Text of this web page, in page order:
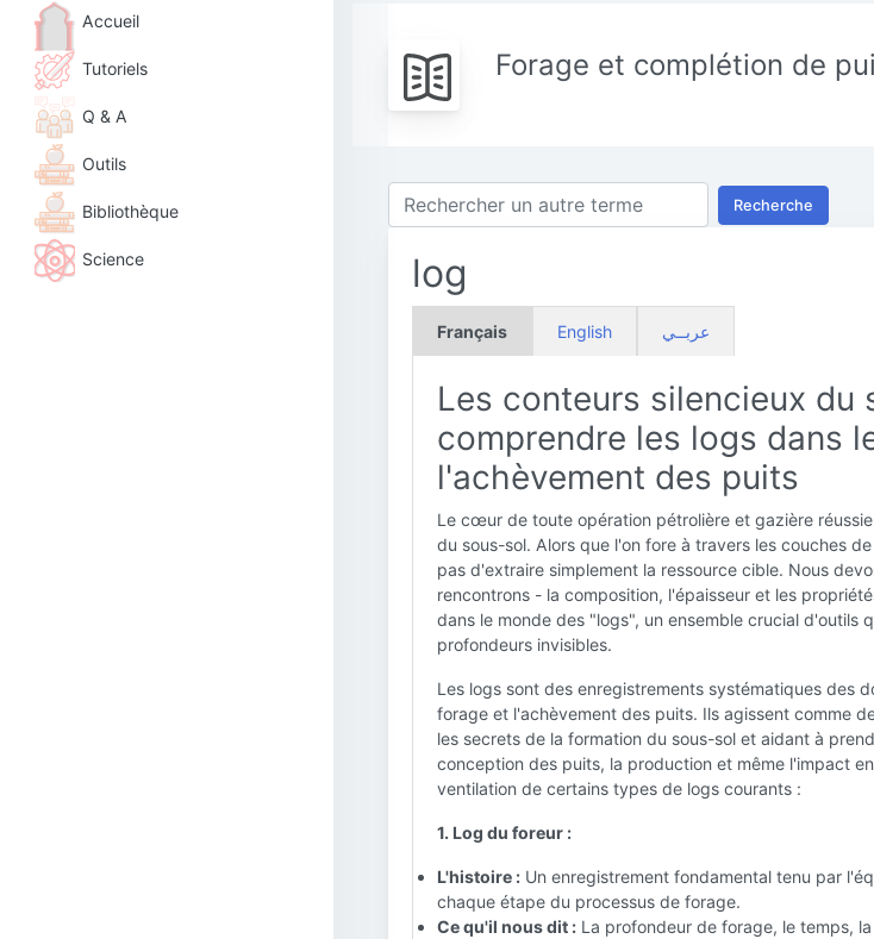
Accueil
Tutoriels
Q & A
Outils
Bibliothèque
Science
Forage et complétion de
Recherche
log
Français English عربــي
Les conteurs silencieux du
comprendre les logs dans
l'achèvement des puits
Le cœur de toute opération pétrolière et gazière
du sous-sol. Alors que l'on fore à travers les couches
pas d'extraire simplement la ressource cible. Nous
rencontrons - la composition, l'épaisseur et les
dans le monde des "logs", un ensemble crucial d'outils
profondeurs invisibles.
Les logs sont des enregistrements systématiques des
forage et l'achèvement des puits. Ils agissent comme
les secrets de la formation du sous-sol et aidant à
conception des puits, la production et même l'impact
ventilation de certains types de logs courants :
1. Log du foreur :
L'histoire : Un enregistrement fondamental tenu par
chaque étape du processus de forage.
Ce qu'il nous dit : La profondeur de forage, le temps,